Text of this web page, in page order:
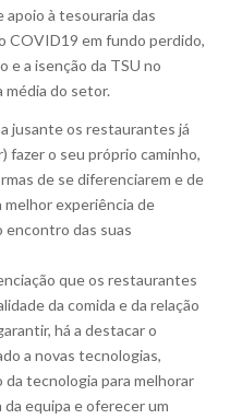
à tesouraria das
COVID19 em fundo perdido,
e a isenção da TSU no
média do setor.
jusante os restaurantes já
fazer o seu próprio caminho,
de se diferenciarem e de
experiência de
encontro das suas
que os restaurantes
da comida e da relação
há a destacar o
a novas tecnologias,
tecnologia para melhorar
equipa e oferecer um